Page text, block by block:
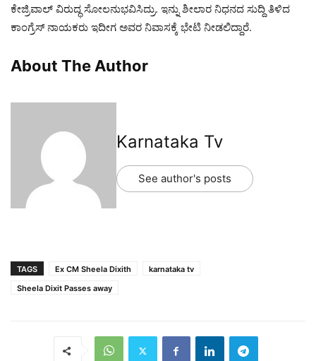
ಕೇಜ್ರಿವಾಲ್ ವಿರುದ್ಧ ಸೋಲನುಭವಿಸಿದ್ರು. ಇನ್ನು ಶೀಲಾರ ನಿಧನದ ಸುದ್ದಿ ತಿಳಿದ
ಕಾಂಗ್ರೆಸ್ ನಾಯಕರು ಇದೀಗ ಅವರ ನಿವಾಸಕ್ಕೆ ಭೇಟಿ ನೀಡಲಿದ್ದಾರೆ.
About The Author
Karnataka Tv
See author's posts
TAGS Ex CM Sheela Dixith
karnataka tv
Sheela Dixit Passes away